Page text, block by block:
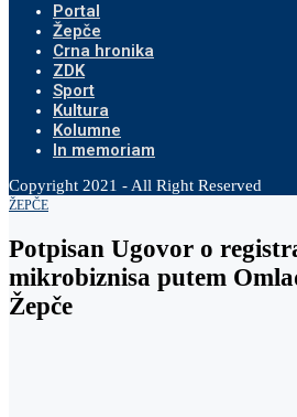
Portal
Žepče
Crna hronika
ZDK
Sport
Kultura
Kolumne
In memoriam
Copyright 2021 - All Right Reserved
ŽEPČE
Potpisan Ugovor o
mikrobiznisa putem
Žepče